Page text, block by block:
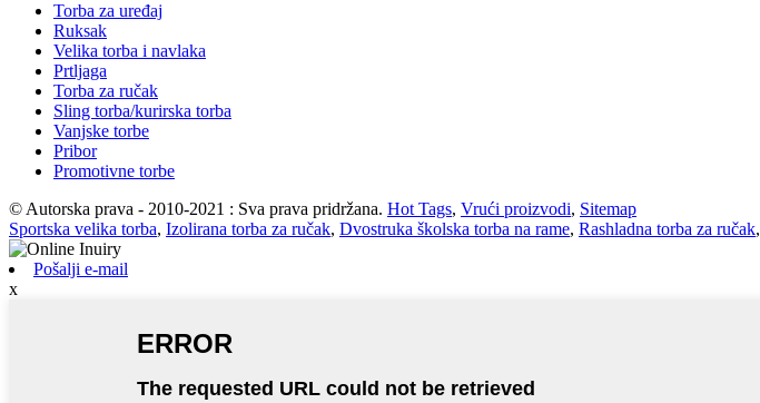
Torba za uređaj
Ruksak
Velika torba i navlaka
Prtljaga
Torba za ručak
Sling torba/kurirska torba
Vanjske torbe
Pribor
Promotivne torbe
© Autorska prava - 2010-2021 : Sva prava pridržana. Hot Tags, Vrući proizvodi, Sitemap
Sportska velika torba, Izolirana torba za ručak, Dvostruka školska torba na rame, Rashladna torba za ručak,
Pošalji e-mail
x